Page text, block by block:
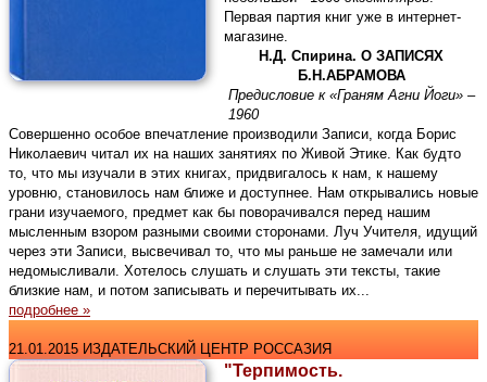
Первая партия книг уже в интернет-
магазине.
Н.Д. Спирина. О ЗАПИСЯХ
Б.Н.АБРАМОВА
Предисловие к «Граням Агни Йоги» –
1960
Совершенно особое впечатление производили Записи, когда Борис
Николаевич читал их на наших занятиях по Живой Этике. Как будто
то, что мы изучали в этих книгах, придвигалось к нам, к нашему
уровню, становилось нам ближе и доступнее. Нам открывались новые
грани изучаемого, предмет как бы поворачивался перед нашим
мысленным взором разными своими сторонами. Луч Учителя, идущий
через эти Записи, высвечивал то, что мы раньше не замечали или
недомысливали. Хотелось слушать и слушать эти тексты, такие
близкие нам, и потом записывать и перечитывать их...
подробнее »
21.01.2015 ИЗДАТЕЛЬСКИЙ ЦЕНТР РОССАЗИЯ
"Терпимость.